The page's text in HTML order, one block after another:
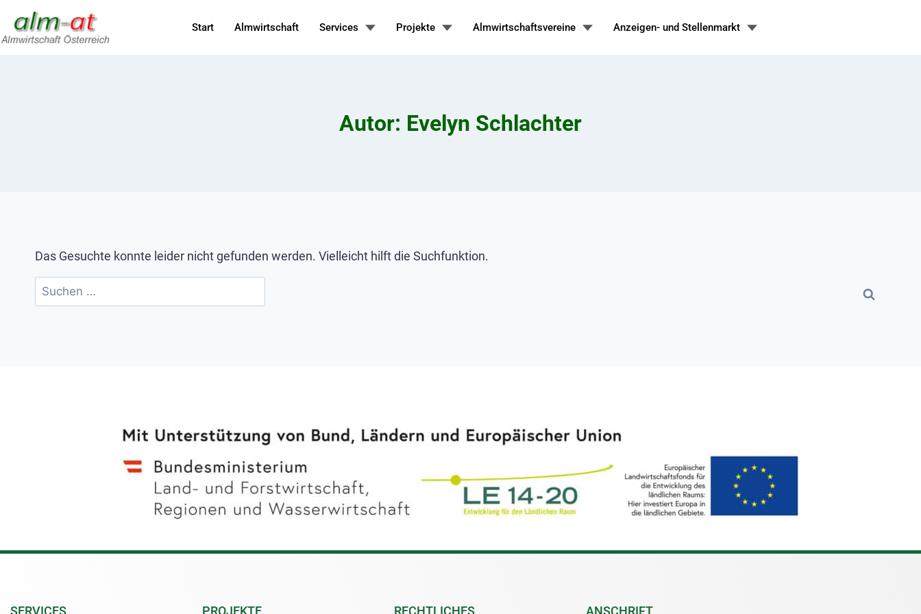
Start Almwirtschaft Services Projekte Almwirtschaftsvereine Anzeigen- und Stellenmarkt
Autor: Evelyn Schlachter
Das Gesuchte konnte leider nicht gefunden werden. Vielleicht hilft die Suchfunktion.
SERVICES PROJEKTE RECHTLICHES ANSCHRIFT